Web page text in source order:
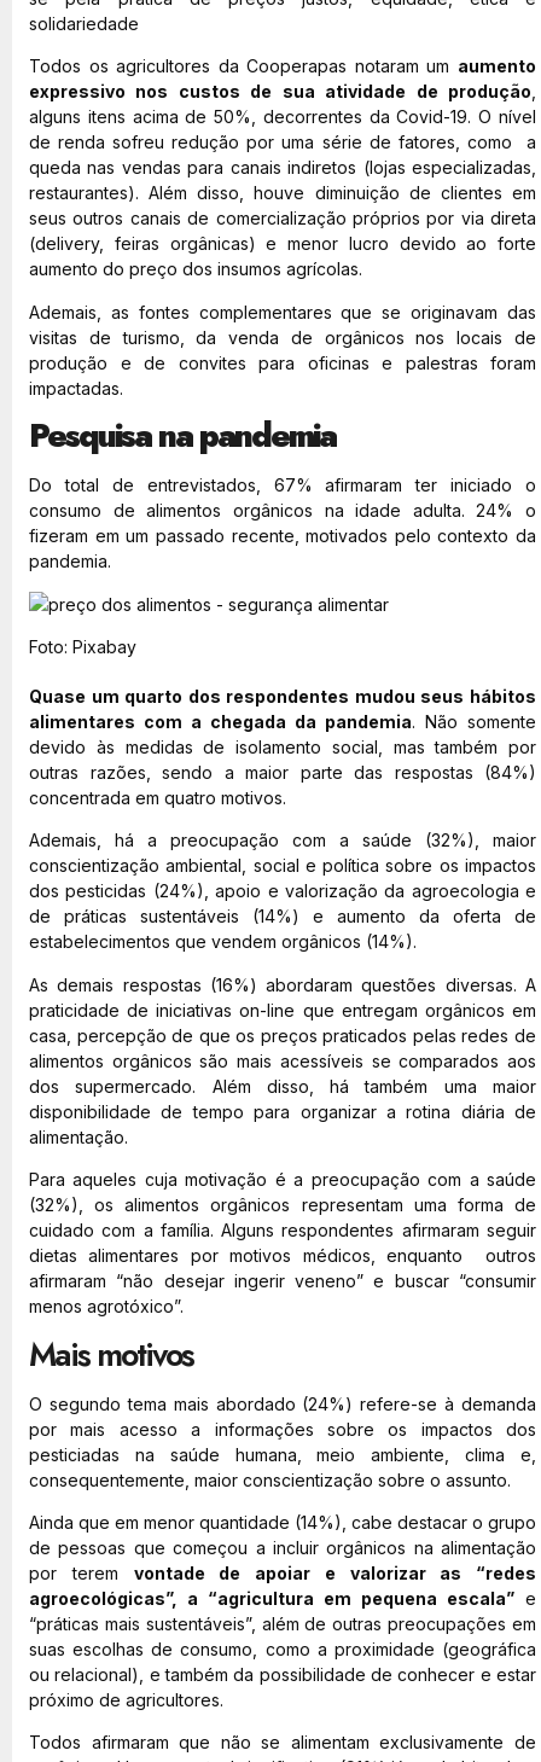
solidariedade
Todos os agricultores da Cooperapas notaram um aumento
expressivo nos custos de sua atividade de produção,
alguns itens acima de 50%, decorrentes da Covid-19. O nível
de renda sofreu redução por uma série de fatores, como a
queda nas vendas para canais indiretos (lojas especializadas,
restaurantes). Além disso, houve diminuição de clientes em
seus outros canais de comercialização próprios por via direta
(delivery, feiras orgânicas) e menor lucro devido ao forte
aumento do preço dos insumos agrícolas.
Ademais, as fontes complementares que se originavam das
visitas de turismo, da venda de orgânicos nos locais de
produção e de convites para oficinas e palestras foram
impactadas.
Pesquisa na pandemia
Do total de entrevistados, 67% afirmaram ter iniciado o
consumo de alimentos orgânicos na idade adulta. 24% o
fizeram em um passado recente, motivados pelo contexto da
pandemia.
Foto: Pixabay
Quase um quarto dos respondentes mudou seus hábitos
alimentares com a chegada da pandemia. Não somente
devido às medidas de isolamento social, mas também por
outras razões, sendo a maior parte das respostas (84%)
concentrada em quatro motivos.
Ademais, há a preocupação com a saúde (32%), maior
conscientização ambiental, social e política sobre os impactos
dos pesticidas (24%), apoio e valorização da agroecologia e
de práticas sustentáveis (14%) e aumento da oferta de
estabelecimentos que vendem orgânicos (14%).
As demais respostas (16%) abordaram questões diversas. A
praticidade de iniciativas on-line que entregam orgânicos em
casa, percepção de que os preços praticados pelas redes de
alimentos orgânicos são mais acessíveis se comparados aos
dos supermercado. Além disso, há também uma maior
disponibilidade de tempo para organizar a rotina diária de
alimentação.
Para aqueles cuja motivação é a preocupação com a saúde
(32%), os alimentos orgânicos representam uma forma de
cuidado com a família. Alguns respondentes afirmaram seguir
dietas alimentares por motivos médicos, enquanto outros
afirmaram “não desejar ingerir veneno” e buscar “consumir
menos agrotóxico”.
Mais motivos
O segundo tema mais abordado (24%) refere-se à demanda
por mais acesso a informações sobre os impactos dos
pesticiadas na saúde humana, meio ambiente, clima e,
consequentemente, maior conscientização sobre o assunto.
Ainda que em menor quantidade (14%), cabe destacar o grupo
de pessoas que começou a incluir orgânicos na alimentação
por terem vontade de apoiar e valorizar as “redes
agroecológicas”, a “agricultura em pequena escala” e
“práticas mais sustentáveis”, além de outras preocupações em
suas escolhas de consumo, como a proximidade (geográfica
ou relacional), e também da possibilidade de conhecer e estar
próximo de agricultores.
Todos afirmaram que não se alimentam exclusivamente de